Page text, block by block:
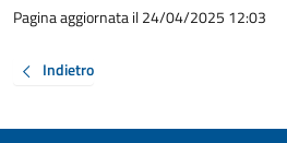
Pagina aggiornata il 24/04/2025 12:03
Indietro